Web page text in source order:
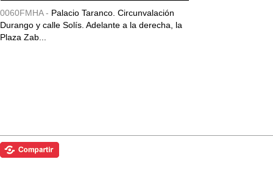
0060FMHA - Palacio Taranco. Circunvalación
Durango y calle Solís. Adelante a la derecha, la
Plaza Zab...